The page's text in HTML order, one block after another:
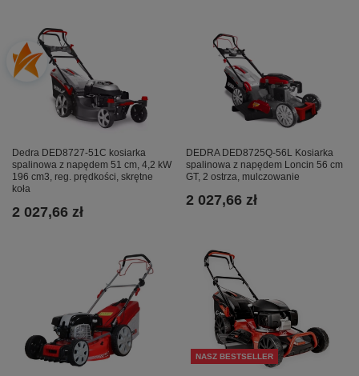
Dedra DED8727-51C kosiarka
spalinowa z napędem 51 cm, 4,2 kW
196 cm3, reg. prędkości, skrętne
koła
2 027,66 zł
DEDRA DED8725Q-56L Kosiarka
spalinowa z napędem Loncin 56 cm
GT, 2 ostrza, mulczowanie
2 027,66 zł
NASZ BESTSELLER